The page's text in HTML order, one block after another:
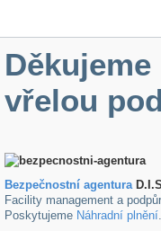
vřelou
Bezpečnostní agentura
Facility management a
Poskytujeme Náhradní plnění.